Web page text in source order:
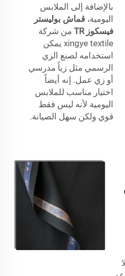
بالإضافة إلى الملابس
اليومية، قماش بوليستر
فيسكوز TR
من شركة
xingye textile يمكن
استخدامه لصنع الزي
الرسمي مثل زياً مدرسي
أو زي عمل. إنه أيضاً
اختيار مناسب للملابس
اليومية لأنه ليس فقط
قوي ولكن سهل الصيانة.